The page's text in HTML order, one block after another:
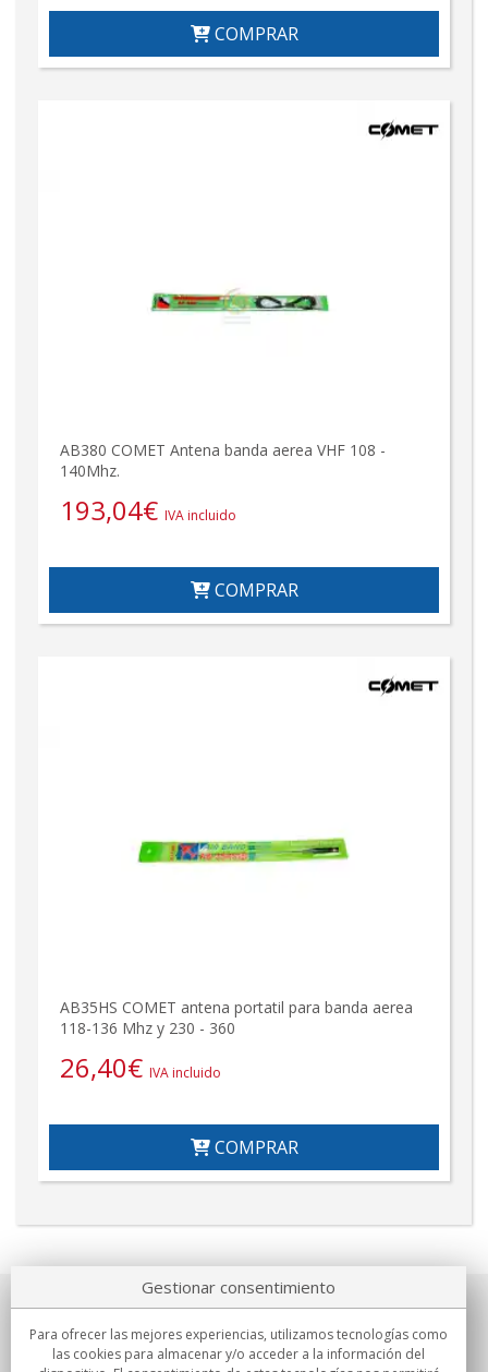
COMPRAR
AB380 COMET Antena banda aerea VHF 108 -
140Mhz.
193,04€ IVA incluido
COMPRAR
AB35HS COMET antena portatil para banda aerea
118-136 Mhz y 230 - 360
26,40€ IVA incluido
COMPRAR
Sobre nosotros
Gestionar consentimiento
Para ofrecer las mejores experiencias, utilizamos tecnologías como
las cookies para almacenar y/o acceder a la información del